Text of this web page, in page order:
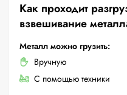
Как проходит
взвешивание
Металл можно грузить:
Вручную
С помощью техники